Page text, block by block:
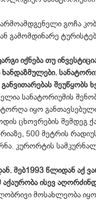
გოჩა
გამომდინარე
იქნება თუ
შეუწყობს
სანატორიუმის
იყო
ცხოვრების შემდეგ
500 მეტრის
კურორტის
მებ1993 წლიდან აქ
ისევ
მოსახლეობა